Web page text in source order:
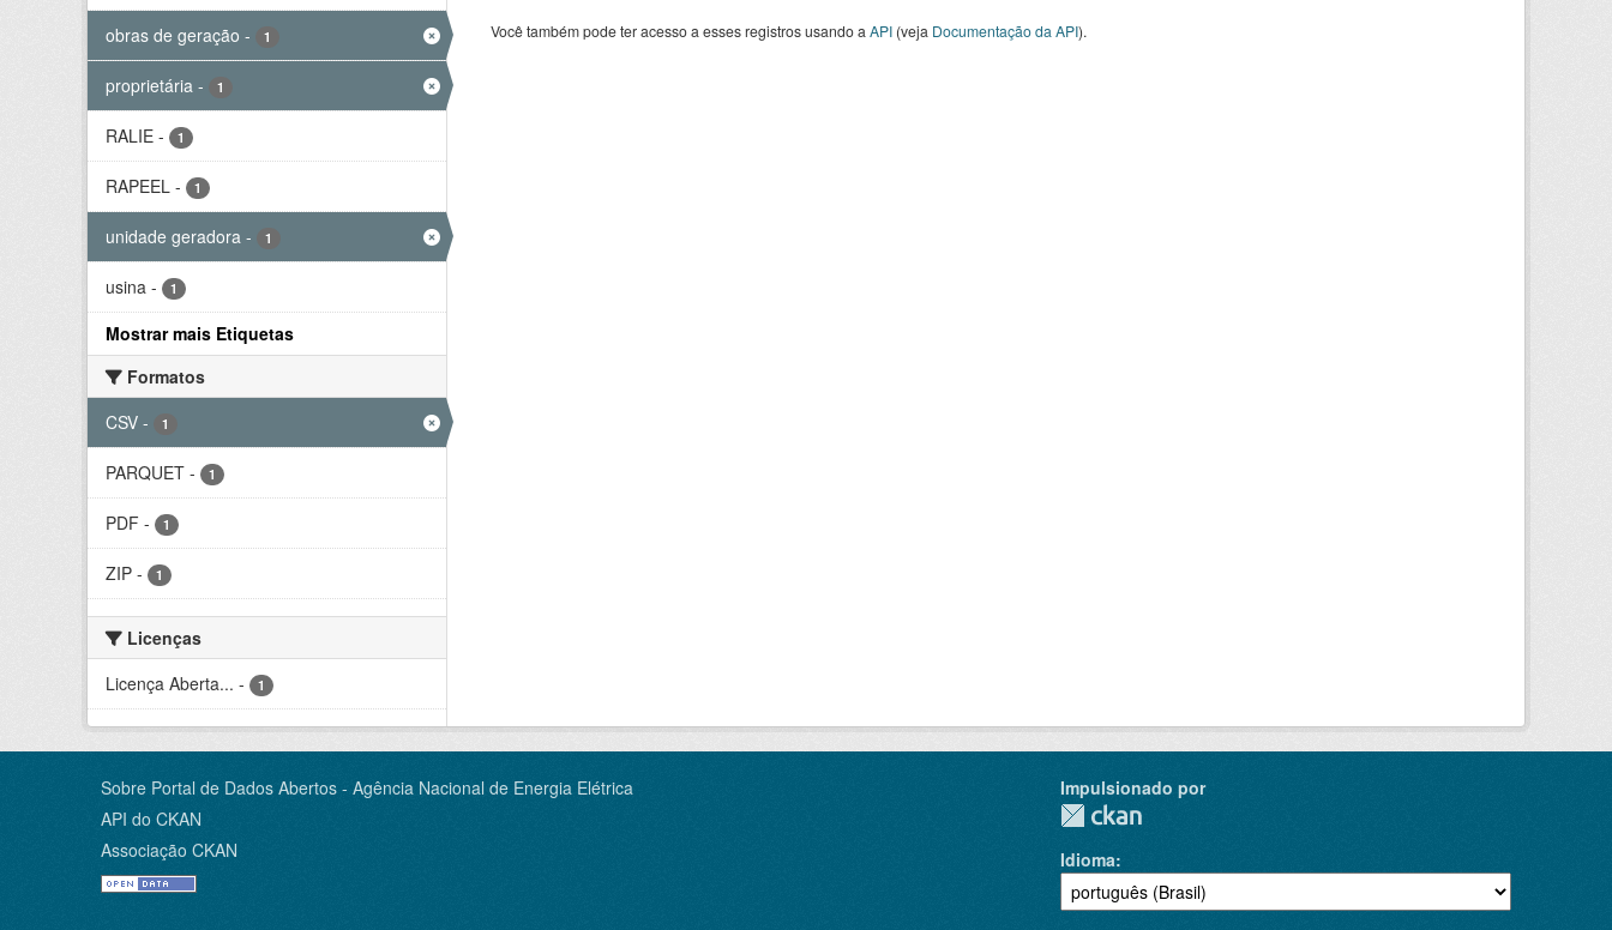
obras de geração - 1
proprietária - 1
RALIE - 1
RAPEEL - 1
unidade geradora - 1
usina - 1
Mostrar mais Etiquetas
Formatos
CSV - 1
PARQUET - 1
PDF - 1
ZIP - 1
Licenças
Licença Aberta... - 1
Você também pode ter acesso a esses registros usando a API(veja Documentação da API).
Sobre Portal de Dados Abertos - Agência Nacional de Energia Elétrica
API do CKAN
Associação CKAN
Impulsionado por
Idioma